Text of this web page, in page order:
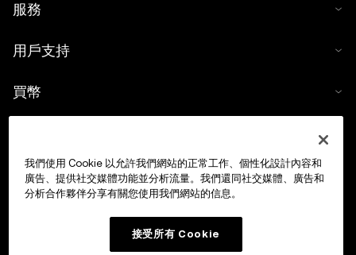
服務
用戶支持
買幣
交易
我們使用 Cookie 以允許我們網站的正常工作、個性化設計內容和
廣告、提供社交媒體功能並分析流量。我們還同社交媒體、廣告和
分析合作夥伴分享有關您使用我們網站的信息。
接受所有 Cookie